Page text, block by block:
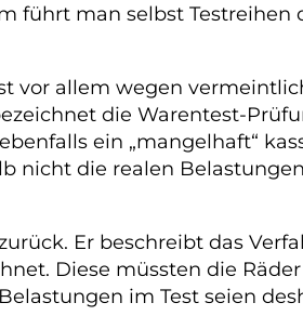
führt man selbst
vor allem wegen
die Warentest-
ein „mangelhaft“
nicht die realen
Er beschreibt das
Diese müssten die
im Test seien